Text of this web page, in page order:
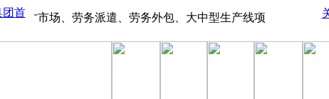
团首
人才市场、劳务派遣、劳务外包、大中型生产线项目承包、物